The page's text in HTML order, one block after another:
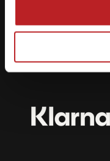
Vi erbjuder flera
skyddade med